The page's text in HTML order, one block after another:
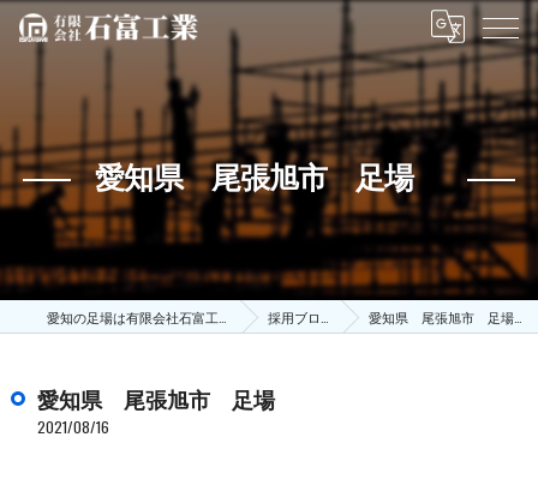
愛知県 尾張旭市 足場
採用ブログ 愛知県 尾張旭市 足場
愛知県 尾張旭市 足場
2021/08/16